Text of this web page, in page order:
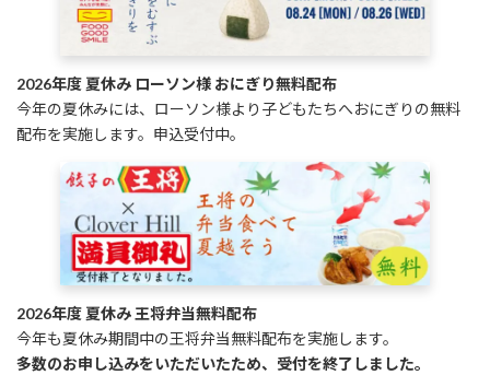
2026年度 夏休み ローソン様 おにぎり無料配布
今年の夏休みには、ローソン様より子どもたちへおにぎりの無料
配布を実施します。申込受付中。
2026年度 夏休み 王将弁当無料配布
今年も夏休み期間中の王将弁当無料配布を実施します。
多数のお申し込みをいただいたため、受付を終了しました。